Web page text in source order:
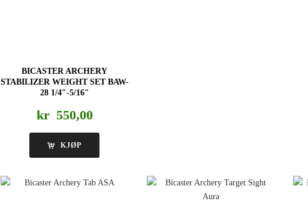
BICASTER ARCHERY
STABILIZER WEIGHT SET BAW-
28 1/4″-5/16″
kr 550,00
KJØP